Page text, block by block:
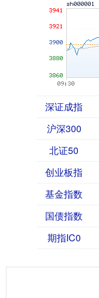
深证成指
沪深300
北证50
创业板指
基金指数
国债指数
期指IC0